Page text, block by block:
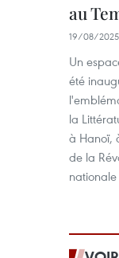
au
19/08/2025
Un
été
la
à Hanoï,
de la